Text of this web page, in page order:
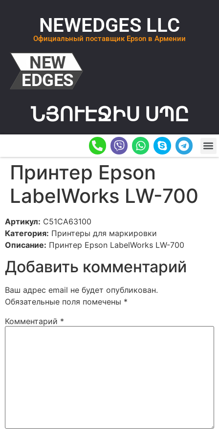
NEWEDGES LLC
Официальный поставщик Epson в Армении
ՆՅՈՒԷՋԻՍ ՍՊԸ
Принтер Epson
LabelWorks LW-700
Артикул: C51CA63100
Категория: Принтеры для маркировки
Описание: Принтер Epson LabelWorks LW-700
Добавить комментарий
Ваш адрес email не будет опубликован.
Обязательные поля помечены *
Комментарий *